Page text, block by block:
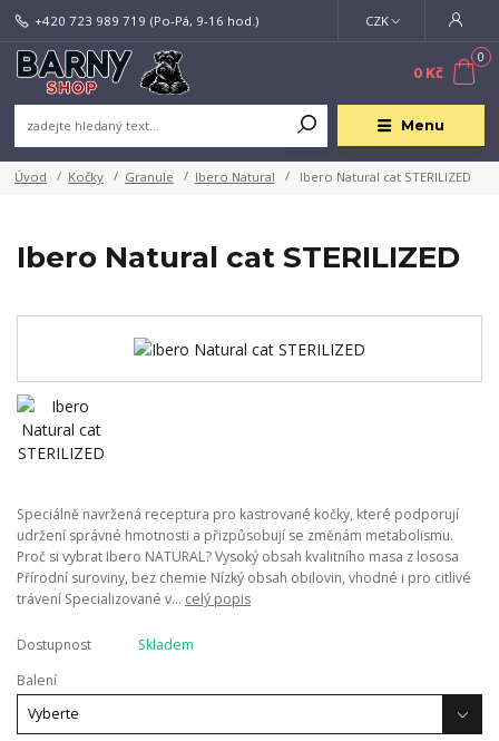
Menu
CZK
+420 723 989 719 (Po-Pá, 9-16 hod.)
0
0 Kč
Úvod Kočky Granule Ibero Natural Ibero Natural cat STERILIZED
Ibero Natural cat STERILIZED
Speciálně navržená receptura pro kastrované kočky, které podporují
udržení správné hmotnosti a přizpůsobují se změnám metabolismu.
Proč si vybrat Ibero NATURAL? Vysoký obsah kvalitního masa z lososa
Přírodní suroviny, bez chemie Nízký obsah obilovin, vhodné i pro citlivé
trávení Specializované v... celý popis
Dostupnost
Skladem
Balení